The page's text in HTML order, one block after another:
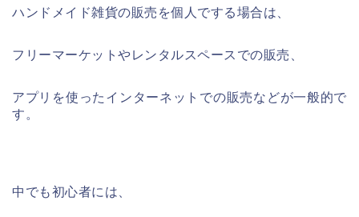
ハンドメイド雑貨の販売を個人でする場合は、
フリーマーケットやレンタルスペースでの販売、
アプリを使ったインターネットでの販売などが一般的で
す。
中でも初心者には、